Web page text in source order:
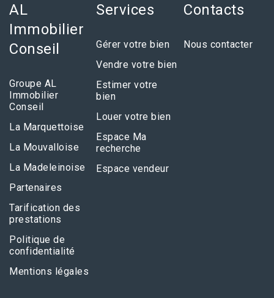
AL
Immobilier
Conseil
Groupe AL
Immobilier
Conseil
La Marquettoise
La Mouvalloise
La Madeleinoise
Partenaires
Tarification des
prestations
Politique de
confidentialité
Mentions légales
Services
Gérer votre bien
Vendre votre bien
Estimer votre
bien
Louer votre bien
Espace Ma
recherche
Espace vendeur
Contacts
Nous contacter